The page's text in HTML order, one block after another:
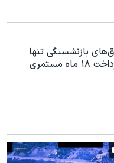
بازنشستگی تنها
مستمری